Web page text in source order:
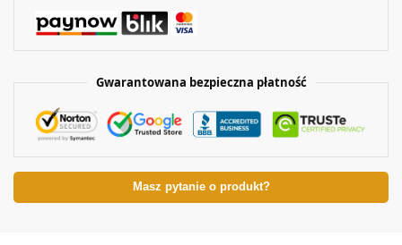
Gwarantowana bezpieczna płatność
Masz pytanie o produkt?